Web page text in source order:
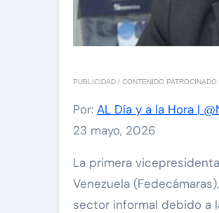
PUBLICIDAD / CONTENIDO PATROCINADO
Por: AL Día y a la Hora |
23 mayo, 2026
La primera vicepresidenta de la Federación de Cámaras y Asociaciones de Comercio y Producción de
Venezuela
sector informal debido a